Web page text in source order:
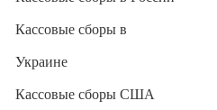
Кассовые сборы в
Украине
Кассовые сборы США